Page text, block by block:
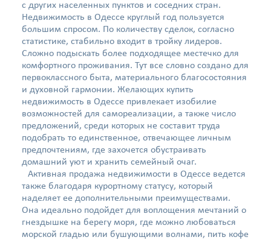
с других населенных пунктов и соседних стран.
Недвижимость в Одессе круглый год пользуется
большим спросом. По количеству сделок, согласно
статистике, стабильно входит в тройку лидеров.
Сложно подыскать более подходящее местечко для
комфортного проживания. Тут все словно создано для
первоклассного быта, материального благосостояния
и духовной гармонии. Желающих купить
недвижимость в Одессе привлекает изобилие
возможностей для самореализации, а также число
предложений, среди которых не составит труда
подобрать то единственное, отвечающее личным
предпочтениям, где захочется обустраивать
домашний уют и хранить семейный очаг.
Активная продажа недвижимости в Одессе ведется
также благодаря курортному статусу, который
наделяет ее дополнительными преимуществами.
Она идеально подойдет для воплощения мечтаний о
гнездышке на берегу моря, где можно любоваться
морской гладью или бушующими волнами, пить кофе